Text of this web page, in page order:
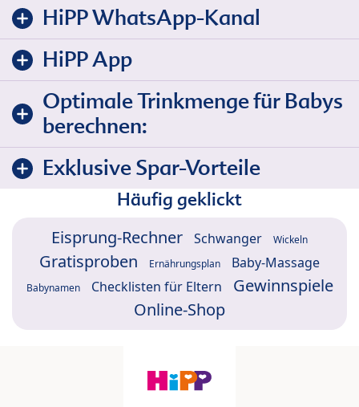
HiPP WhatsApp-Kanal
HiPP App
Optimale Trinkmenge für Babys
berechnen:
Exklusive Spar-Vorteile
Häufig geklickt
Eisprung-Rechner Schwanger Wickeln
Gratisproben Ernährungsplan Baby-Massage
Babynamen Checklisten für Eltern
Gewinnspiele
Online-Shop